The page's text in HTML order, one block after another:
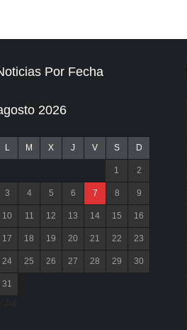
Por Fecha
2026
L M X J V S D
1 2
3 4 5 6 7 8 9
10 11 12 13 14 15 16
17 18 19 20 21 22 23
24 25 26 27 28 29 30
31